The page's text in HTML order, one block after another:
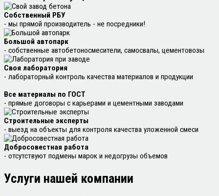
Собственный РБУ
- мы прямой производитель - не посредники!
Большой автопарк
- собственные автобетоносмесители, самосвалы, цементовозы
Своя лаборатория
- лабораторный контроль качества материалов и продукции
Все материалы по ГОСТ
- прямые договоры с карьерами и цементными заводами
Строительные эксперты
- выезд на объекты для контроля качества уложенной смеси
Добросовестная работа
- отсутствуют подмены марок и недогрузы объемов
Услуги нашей компании